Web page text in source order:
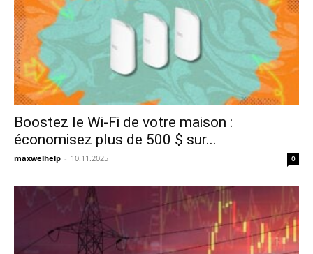
Boostez le Wi-Fi de votre maison :
économisez plus de 500 $ sur...
maxwelhelp - 10.11.2025 0